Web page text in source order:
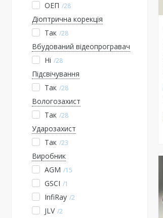
ОЕП 28
Діоптрична корекція
Так 28
Вбудований відеопрогравач
Ні 28
Підсвічування
Так 28
Вологозахист
Так 28
Ударозахист
Так 23
Виробник
AGM
15
GSCI 1
InfiRay 2
JLV 2